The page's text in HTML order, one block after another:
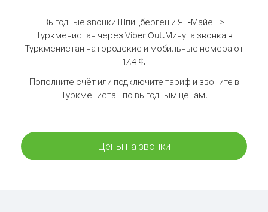
Выгодные звонки Шпицберген и Ян-Майен >
Туркменистан через Viber Out.Минута звонка в
Туркменистан на городские и мобильные номера от
17.4 ¢.
Пополните счёт или подключите тариф и звоните в
Туркменистан по выгодным ценам.
Цены на звонки